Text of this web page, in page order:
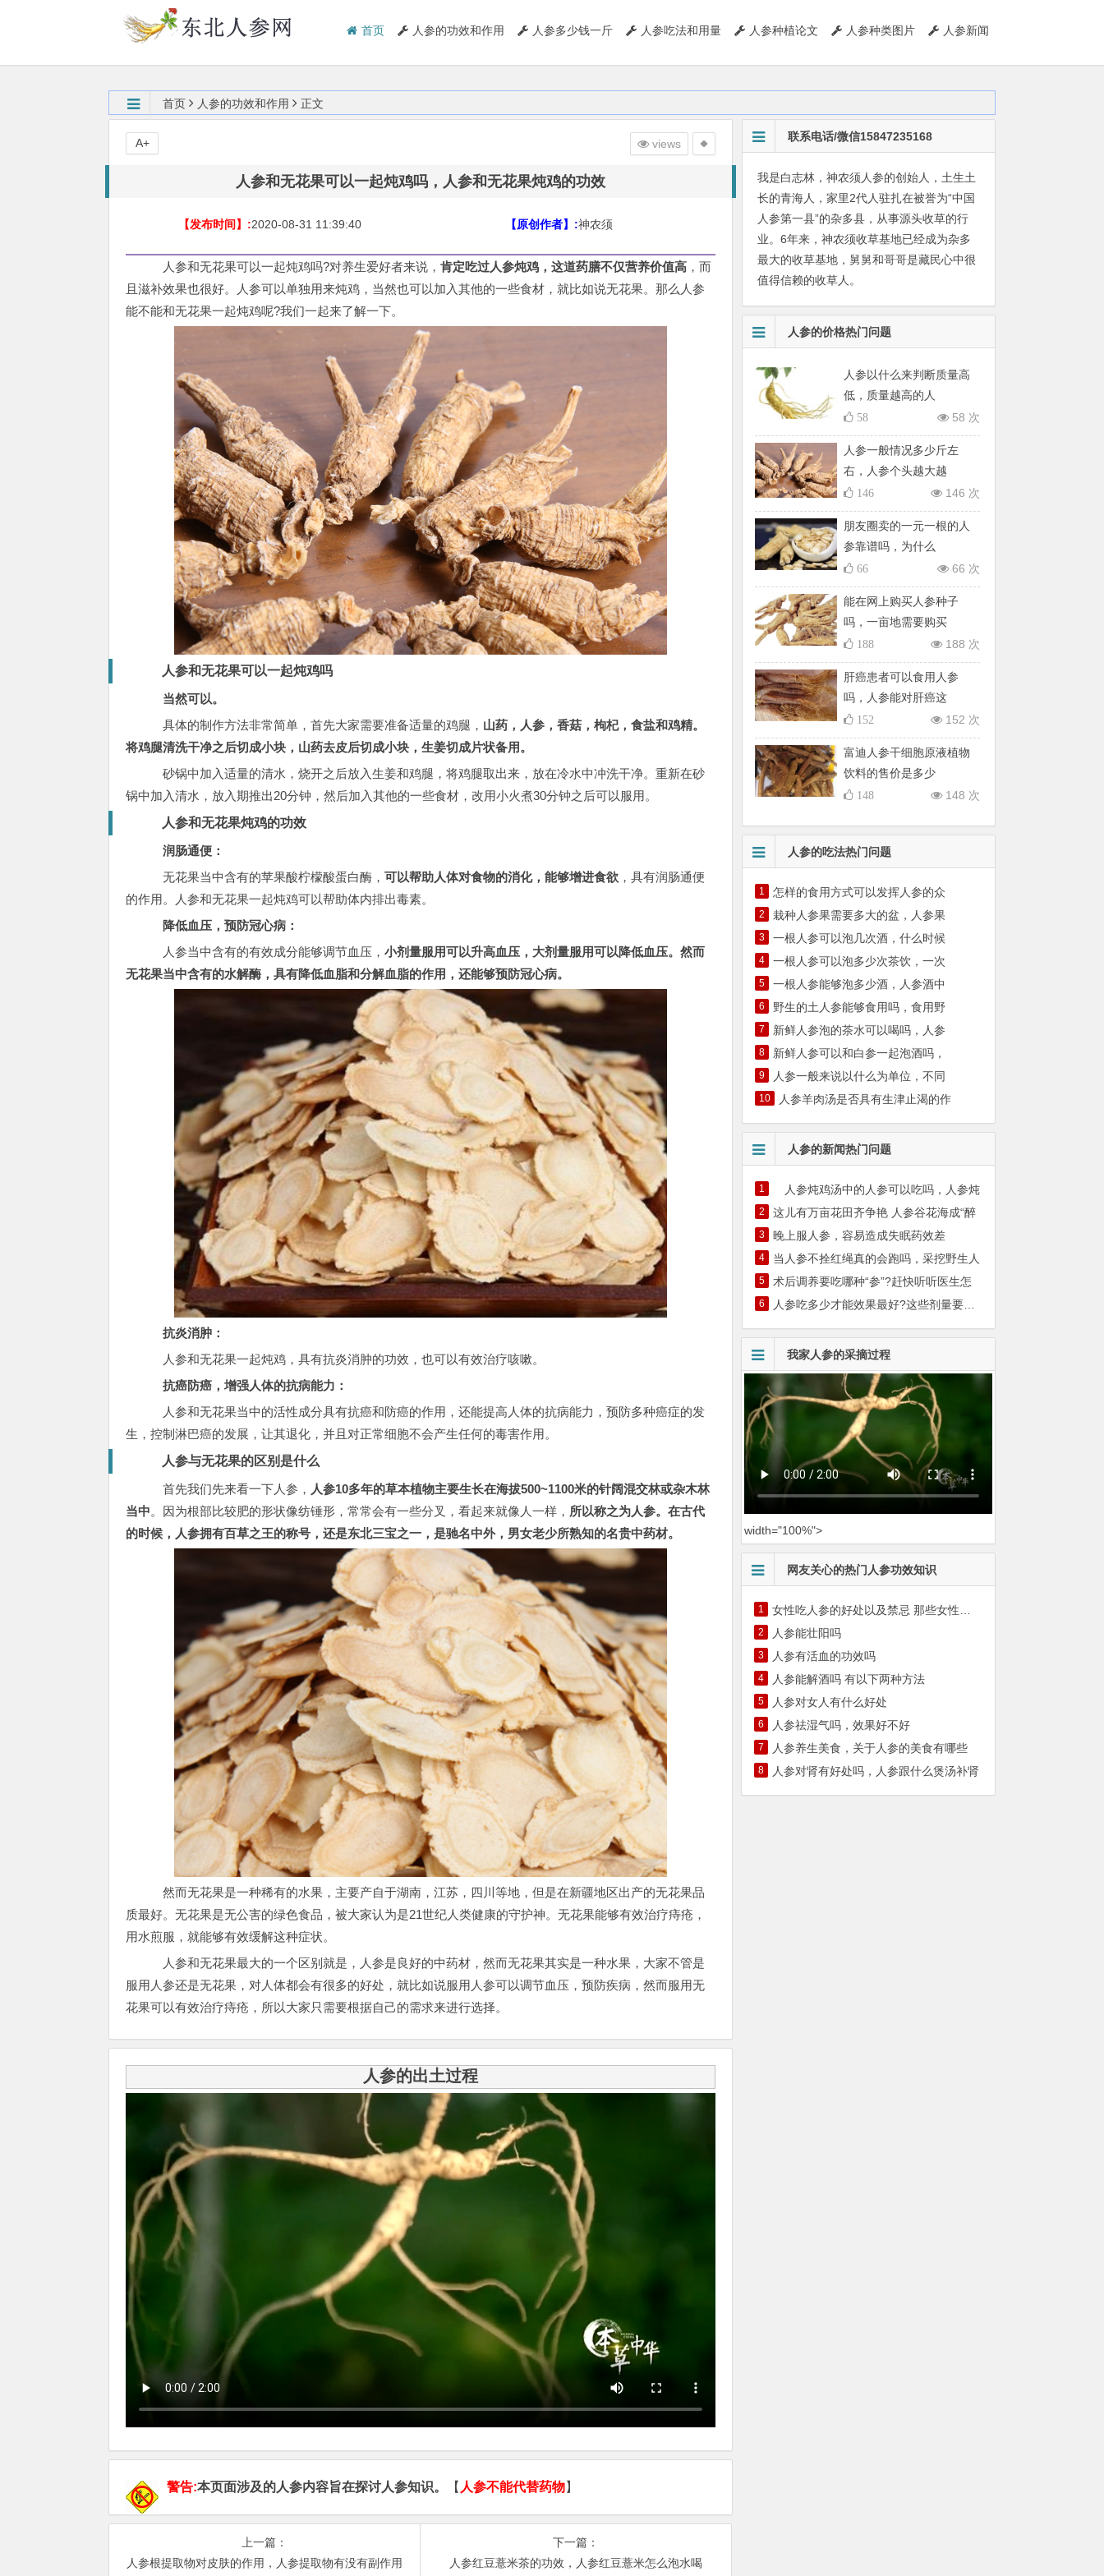
首页 人参的功效和作用 人参多少钱一斤 人参吃法和用量 人参种植论文 人参种类图片 人参新闻
首页 人参的功效和作用 正文
人参和无花果可以一起炖鸡吗，人参和无花果炖鸡的功效
【发布时间】:2020-08-31 11:39:40 【原创作者】:神农须
人参和无花果可以一起炖鸡吗?对养生爱好者来说， 肯定吃过人参炖鸡，这道药膳不仅营养价值高 ，而
且滋补效果也很好。人参可以单独用来炖鸡，当然也可以加入其他的一些食材，就比如说无花果。那么人参
能不能和无花果一起炖鸡呢?我们一起来了解一下。
人参和无花果可以一起炖鸡吗
当然可以。
具体的制作方法非常简单，首先大家需要准备适量的鸡腿， 山药，人参，香菇，枸杞，食盐和鸡精。
将鸡腿清洗干净之后切成小块，山药去皮后切成小块，生姜切成片状备用。
砂锅中加入适量的清水，烧开之后放入生姜和鸡腿，将鸡腿取出来，放在冷水中冲洗干净。重新在砂
锅中加入清水，放入期推出20分钟，然后加入其他的一些食材，改用小火煮30分钟之后可以服用。
人参和无花果炖鸡的功效
润肠通便：
无花果当中含有的苹果酸柠檬酸蛋白酶， 可以帮助人体对食物的消化，能够增进食欲 ，具有润肠通便
的作用。人参和无花果一起炖鸡可以帮助体内排出毒素。
降低血压，预防冠心病：
人参当中含有的有效成分能够调节血压， 小剂量服用可以升高血压，大剂量服用可以降低血压。然而
无花果当中含有的水解酶，具有降低血脂和分解血脂的作用，还能够预防冠心病。
抗炎消肿：
人参和无花果一起炖鸡，具有抗炎消肿的功效，也可以有效治疗咳嗽。
抗癌防癌，增强人体的抗病能力：
人参和无花果当中的活性成分具有抗癌和防癌的作用，还能提高人体的抗病能力，预防多种癌症的发
生，控制淋巴癌的发展，让其退化，并且对正常细胞不会产生任何的毒害作用。
人参与无花果的区别是什么
首先我们先来看一下人参， 人参10多年的草本植物主要生长在海拔500~1100米的针阔混交林或杂木林
当中。因为根部比较肥的形状像纺锤形，常常会有一些分叉，看起来就像人一样， 所以称之为人参。在古代
的时候，人参拥有百草之王的称号，还是东北三宝之一，是驰名中外，男女老少所熟知的名贵中药材。
然而无花果是一种稀有的水果，主要产自于湖南，江苏，四川等地，但是在新疆地区出产的无花果品
质最好。无花果是无公害的绿色食品，被大家认为是21世纪人类健康的守护神。无花果能够有效治疗痔疮，
用水煎服，就能够有效缓解这种症状。
人参和无花果最大的一个区别就是，人参是良好的中药材，然而无花果其实是一种水果，大家不管是
服用人参还是无花果，对人体都会有很多的好处，就比如说服用人参可以调节血压，预防疾病，然而服用无
花果可以有效治疗痔疮，所以大家只需要根据自己的需求来进行选择。
views
A+
人参的出土过程
警告:本页面涉及的人参内容旨在探讨人参知识。 【 人参不能代替药物】
上一篇：
人参根提取物对皮肤的作用，人参提取物有没有副作用
下一篇：
人参红豆薏米茶的功效，人参红豆薏米怎么泡水喝
联系电话/微信15847235168
我是白志林，神农须人参的创始人，土生土
长的青海人，家里2代人驻扎在被誉为“中国
人参第一县”的杂多县，从事源头收草的行
业。6年来，神农须收草基地已经成为杂多
最大的收草基地，舅舅和哥哥是藏民心中很
值得信赖的收草人。
人参的价格热门问题
人参以什么来判断质量高
低，质量越高的人
58 次
58
人参一般情况多少斤左
右，人参个头越大越
146 次
146
朋友圈卖的一元一根的人
参靠谱吗，为什么
66 次
66
能在网上购买人参种子
吗，一亩地需要购买
188 次
188
肝癌患者可以食用人参
吗，人参能对肝癌这
152 次
152
富迪人参干细胞原液植物
饮料的售价是多少
148 次
148
人参的吃法热门问题
1 怎样的食用方式可以发挥人参的众
2 栽种人参果需要多大的盆，人参果
3 一根人参可以泡几次酒，什么时候
4 一根人参可以泡多少次茶饮，一次
5 一根人参能够泡多少酒，人参酒中
6 野生的土人参能够食用吗，食用野
7 新鲜人参泡的茶水可以喝吗，人参
8 新鲜人参可以和白参一起泡酒吗，
9 人参一般来说以什么为单位，不同
10 人参羊肉汤是否具有生津止渴的作
人参的新闻热门问题
1 人参炖鸡汤中的人参可以吃吗，人参炖
2 这儿有万亩花田齐争艳 人参谷花海成“醉
3 晚上服人参，容易造成失眠药效差
4 当人参不拴红绳真的会跑吗，采挖野生人
5 术后调养要吃哪种“参”?赶快听听医生怎
6 人参吃多少才能效果最好?这些剂量要知晓
我家人参的采摘过程
width="100%">
网友关心的热门人参功效知识
1 女性吃人参的好处以及禁忌 那些女性不适
2 人参能壮阳吗
3 人参有活血的功效吗
4 人参能解酒吗 有以下两种方法
5 人参对女人有什么好处
6 人参祛湿气吗，效果好不好
7 人参养生美食，关于人参的美食有哪些
8 人参对肾有好处吗，人参跟什么煲汤补肾